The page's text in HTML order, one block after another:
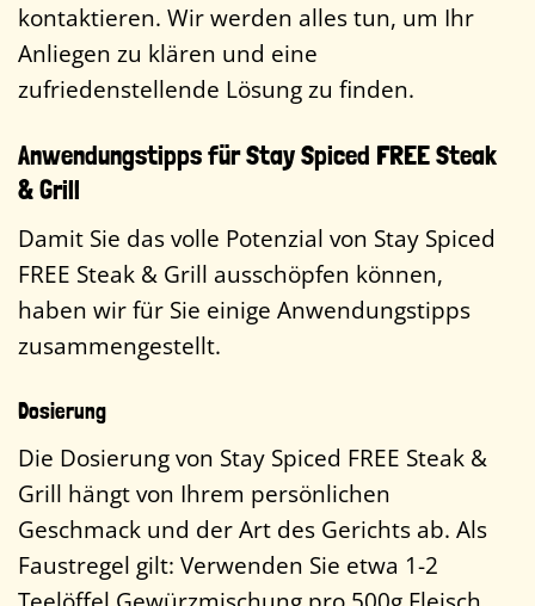
kontaktieren. Wir werden alles tun, um Ihr
Anliegen zu klären und eine
zufriedenstellende Lösung zu finden.
Anwendungstipps für Stay Spiced FREE Steak
& Grill
Damit Sie das volle Potenzial von Stay Spiced
FREE Steak & Grill ausschöpfen können,
haben wir für Sie einige Anwendungstipps
zusammengestellt.
Dosierung
Die Dosierung von Stay Spiced FREE Steak &
Grill hängt von Ihrem persönlichen
Geschmack und der Art des Gerichts ab. Als
Faustregel gilt: Verwenden Sie etwa 1-2